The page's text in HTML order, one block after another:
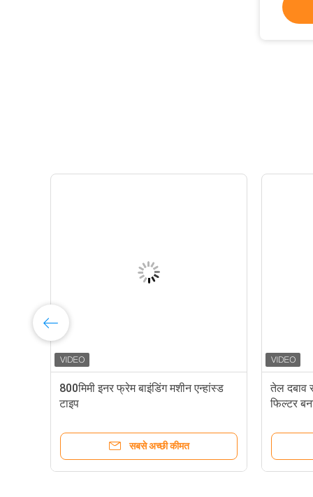
800मिमी इनर फ्रेम बाइंडिंग मशीन एन्हांस्ड
टाइप
सबसे अच्छी कीमत
तेल दबाव
फिल्टर